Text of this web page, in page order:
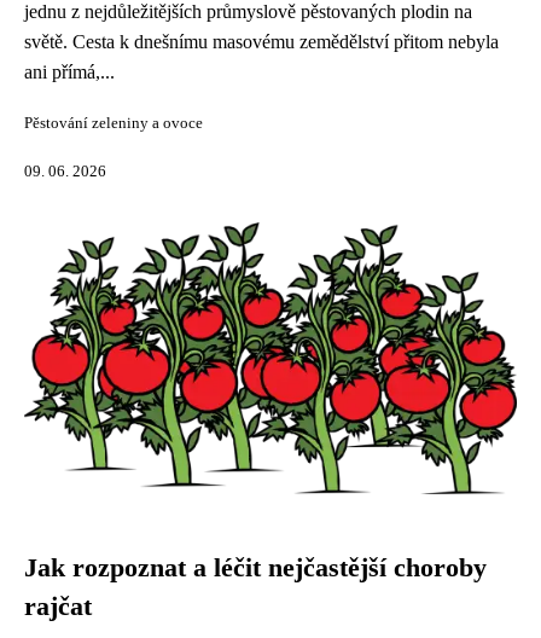
jednu z nejdůležitějších průmyslově pěstovaných plodin na
světě. Cesta k dnešnímu masovému zemědělství přitom nebyla
ani přímá,...
Pěstování zeleniny a ovoce
09. 06. 2026
Jak rozpoznat a léčit nejčastější choroby
rajčat